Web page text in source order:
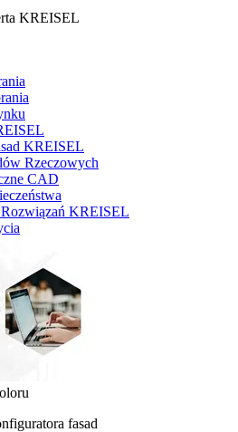
KREISEL
KREISEL
Rzeczowych
CAD
KREISEL
fasad